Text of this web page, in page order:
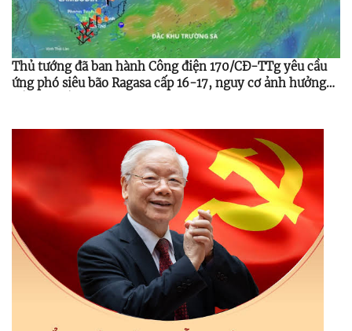
Thủ tướng đã ban hành Công điện 170/CĐ-TTg yêu cầu
ứng phó siêu bão Ragasa cấp 16-17, nguy cơ ảnh hưởng